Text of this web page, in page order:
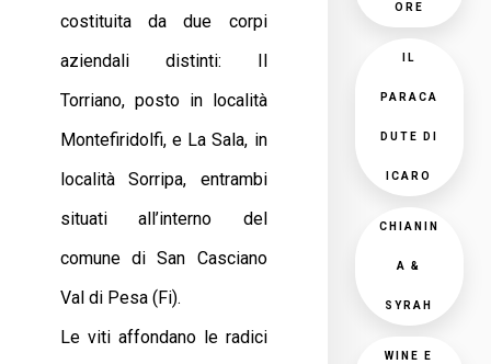
costituita da due corpi
aziendali distinti: Il
Torriano, posto in località
Montefiridolfi, e La Sala, in
località Sorripa, entrambi
situati all’interno del
comune di San Casciano
Val di Pesa (Fi).
Le viti affondano le radici
ORE
IL
PARACA
DUTE DI
ICARO
CHIANIN
A &
SYRAH
WINE E